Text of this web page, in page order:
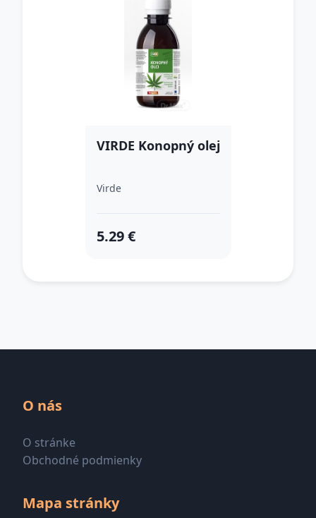
VIRDE Konopný olej
Virde
5.29 €
O nás
O stránke
Obchodné podmienky
Mapa stránky